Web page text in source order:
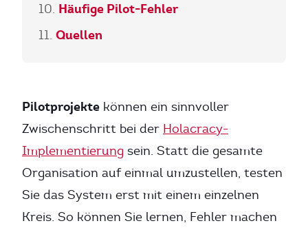
Häufige Pilot-Fehler
Quellen
Pilotprojekte können ein sinnvoller
Zwischenschritt bei der Holacracy-
Implementierung sein. Statt die gesamte
Organisation auf einmal umzustellen, testen
Sie das System erst mit einem einzelnen
Kreis. So können Sie lernen, Fehler machen